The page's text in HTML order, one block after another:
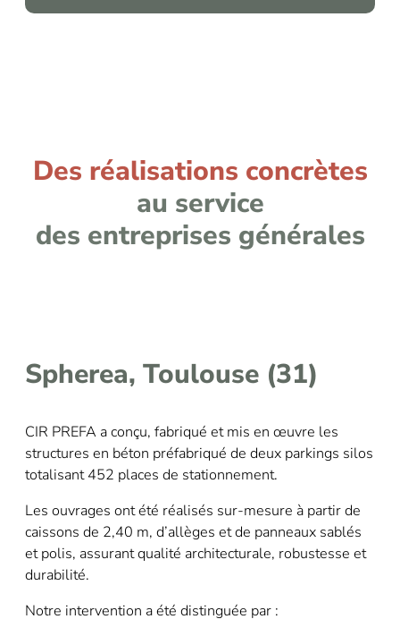
Des réalisations concrètes
au service
des entreprises générales
Spherea, Toulouse (31)
CIR PREFA a conçu, fabriqué et mis en œuvre les
structures en béton préfabriqué de deux parkings silos
totalisant 452 places de stationnement.
Les ouvrages ont été réalisés sur-mesure à partir de
caissons de 2,40 m, d’allèges et de panneaux sablés
et polis, assurant qualité architecturale, robustesse et
durabilité.
Notre intervention a été distinguée par :